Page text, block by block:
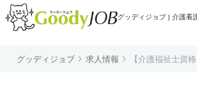
グッディジョブ | 介護看
はじめての方へ
グッディジョブ  求人情報 
【介護福祉士資